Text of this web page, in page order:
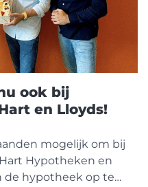
ook bij
en Lloyds!
mogelijk om bij
Hypotheken en
de hypotheek op te